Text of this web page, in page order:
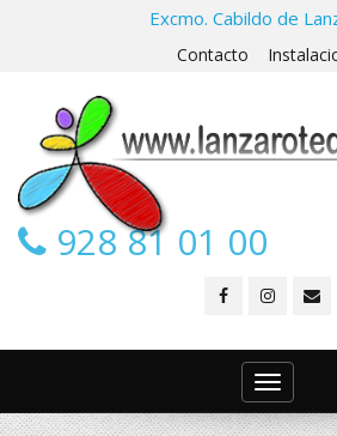
Excmo. Cabildo de
Contacto
928 81 01 00
Toggle